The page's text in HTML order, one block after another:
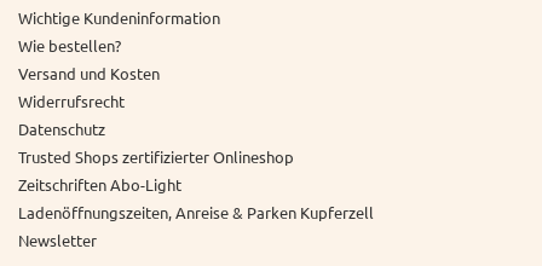
Wichtige Kundeninformation
Wie bestellen?
Versand und Kosten
Widerrufsrecht
Datenschutz
Trusted Shops zertifizierter Onlineshop
Zeitschriften Abo-Light
Ladenöffnungszeiten, Anreise & Parken Kupferzell
Newsletter